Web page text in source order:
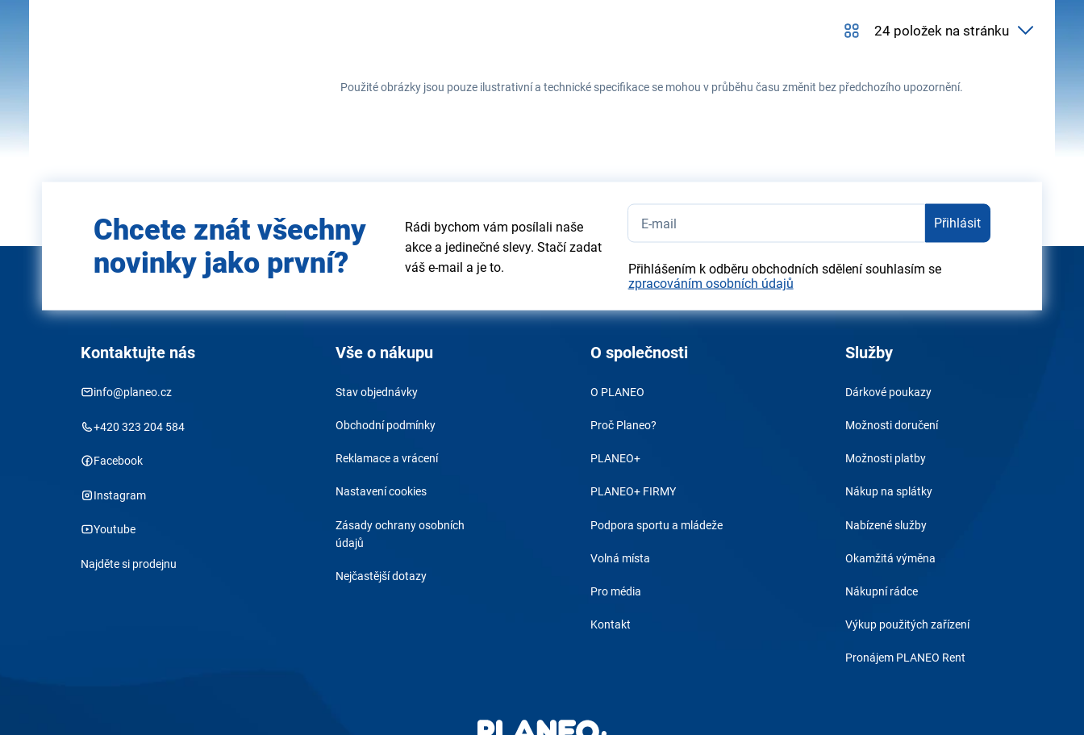
Použité obrázky jsou pouze ilustrativní a technické specifikace se mohou v průběhu času změnit bez předchozího upozornění.
e-mail
Chcete znát všechny
novinky jako první?
Rádi bychom vám posílali naše
akce a jedinečné slevy. Stačí zadat
váš e-mail a je to.
Přihlásit
Přihlášením k odběru obchodních sdělení souhlasím se
zpracováním osobních údajů
Kontaktujte nás
info@planeo.cz
+420 323 204 584
Facebook
Instagram
Youtube
Najděte si prodejnu
Vše o nákupu
Stav objednávky
Obchodní podmínky
Reklamace a vrácení
Nastavení cookies
Zásady ochrany osobních
údajů
Nejčastější dotazy
O společnosti
O PLANEO
Proč Planeo?
PLANEO+
PLANEO+ FIRMY
Podpora sportu a mládeže
Volná místa
Pro média
Kontakt
Služby
Dárkové poukazy
Možnosti doručení
Možnosti platby
Nákup na splátky
Nabízené služby
Okamžitá výměna
Nákupní rádce
Výkup použitých zařízení
Pronájem PLANEO Rent